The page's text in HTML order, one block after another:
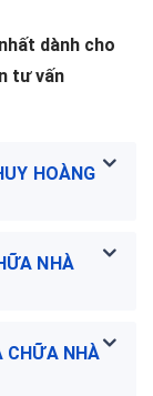
dành cho
tư vấn
HOÀNG
NHÀ
NHÀ